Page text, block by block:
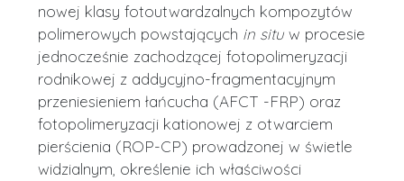
nowej klasy fotoutwardzalnych kompozytów
polimerowych powstających in situw procesie
jednocześnie zachodzącej fotopolimeryzacji
rodnikowej z addycyjno-fragmentacyjnym
przeniesieniem łańcucha (AFCT -FRP) oraz
fotopolimeryzacji kationowej z otwarciem
pierścienia (ROP-CP) prowadzonej w świetle
widzialnym, określenie ich właściwości